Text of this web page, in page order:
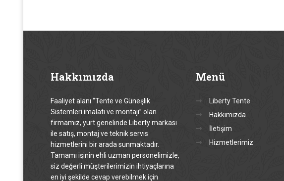
Hakkımızda
Faaliyet alanı “Tente ve Güneşlik
Sistemleri imalatı ve montajı” olan
firmamız, yurt genelinde Liberty markası
ile satış, montaj ve teknik servis
hizmetlerini bir arada sunmaktadır.
Tamamı işinin ehli uzman personelimizle,
siz değerli müşterilerimizin ihtiyaçlarına
en iyi şekilde cevap verebilmek için
Menü
Liberty Tente
Hakkımızda
İletişim
Hizmetlerimiz